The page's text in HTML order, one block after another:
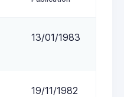
13/01/1983
19/11/1982